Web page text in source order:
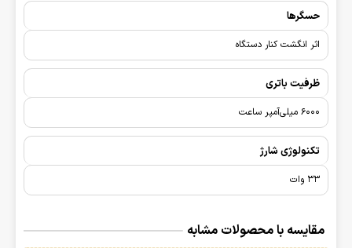
حسگرها
اثر انگشت کنار دستگاه
ظرفیت باتری
6000 میلی‌آمپر ساعت
تکنولوژی شارژ
33 وات
مقایسه با محصولات مشابه